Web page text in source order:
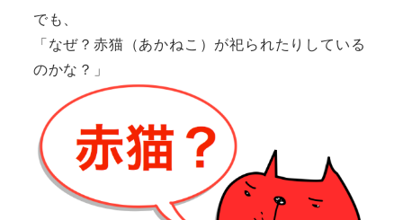
でも、
「なぜ？赤猫（あかねこ）が祀られたりしている
のかな？」